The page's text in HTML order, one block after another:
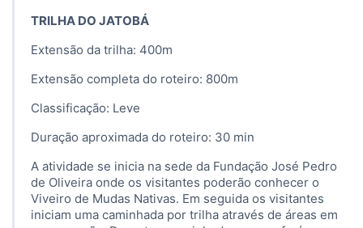
TRILHA DO JATOBÁ
Extensão da trilha: 400m
Extensão completa do roteiro: 800m
Classificação: Leve
Duração aproximada do roteiro: 30 min
A atividade se inicia na sede da Fundação José Pedro
de Oliveira onde os visitantes poderão conhecer o
Viveiro de Mudas Nativas. Em seguida os visitantes
iniciam uma caminhada por trilha através de áreas em